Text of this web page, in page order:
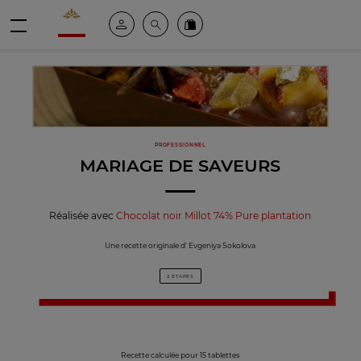
Valrhona - Imaginons le meilleur du chocolat
Espace clientRechercheCommandez en ligne
PROFESSIONNEL
MARIAGE DE SAVEURS
Réalisée avecChocolat noir Millot 74% Pure plantation
Une recette originale d' Evgeniya Sokolova
2 ÉTAPES
Recette calculée pour 15 tablettes